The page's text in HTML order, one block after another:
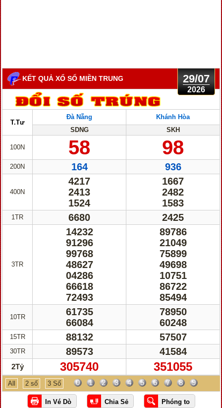
KẾT QUẢ XỔ SỐ MIỀN TRUNG 29/07
2026
T.Tư
100N
200N
400N
1TR
3TR
10TR
15TR
30TR
2Tỷ
Đà Nẵng
SDNG
58
164
4217
2413
1524
6680
14232
91296
99768
48627
04286
66618
72493
61735
66084
88132
89573
305740
Khánh Hòa
SKH
98
936
1667
2482
1583
2425
89786
21049
75899
49698
10751
86722
85494
78950
60248
57507
41584
351055
All 2 số 3 Số 0 1 2 3 4 5 6 7 8 9